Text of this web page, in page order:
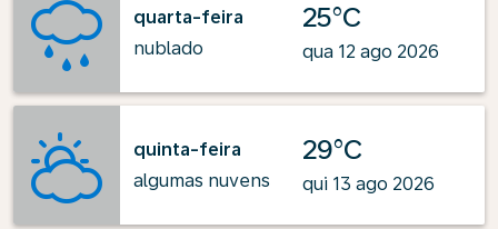
quarta-feira
nublado
25°C
qua 12 ago 2026
quinta-feira
algumas nuvens
29°C
qui 13 ago 2026